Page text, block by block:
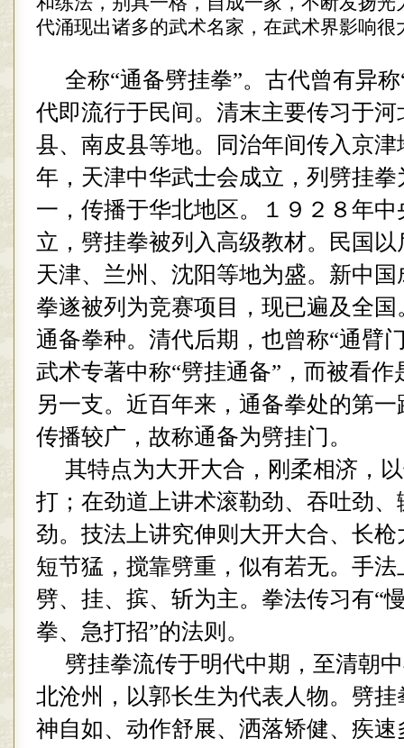
代涌现出诸多的武术名家，在武术界影响很
全称“通备劈挂拳”。古代曾有异
代即流行于民间。清末主要传习于河
县、南皮县等地。同治年间传入京
年，天津中华武士会成立，列劈挂
一，传播于华北地区。１９２８年中
立，劈挂拳被列入高级教材。民国
天津、兰州、沈阳等地为盛。新中
拳遂被列为竞赛项目，现已遍及全
通备拳种。清代后期，也曾称“通臂
武术专著中称“劈挂通备”，而被看作
另一支。近百年来，通备拳处的第
传播较广，故称通备为劈挂门。
其特点为大开大合，刚柔相济，
打；在劲道上讲术滚勒劲、吞吐劲
劲。技法上讲究伸则大开大合、长
短节猛，搅靠劈重，似有若无。手
劈、挂、摈、斩为主。拳法传习有“
拳、急打招”的法则。
劈挂拳流传于明代中期，至清朝
北沧州，以郭长生为代表人物。劈
神自如、动作舒展、洒落矫健、疾